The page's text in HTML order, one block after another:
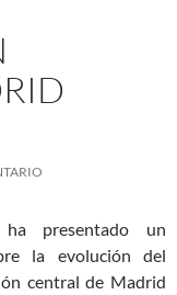
ha presentado un
la evolución del
central de Madrid